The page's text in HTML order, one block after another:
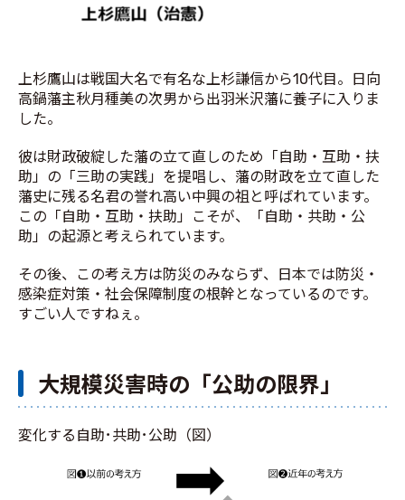
上杉鷹山は戦国大名で有名な上杉謙信から10代目。日向
高鍋藩主秋月種美の次男から出羽米沢藩に養子に入りま
した。
彼は財政破綻した藩の立て直しのため「自助・互助・扶
助」の「三助の実践」を提唱し、藩の財政を立て直した
藩史に残る名君の誉れ高い中興の祖と呼ばれています。
この「自助・互助・扶助」こそが、「自助・共助・公
助」の起源と考えられています。
その後、この考え方は防災のみならず、日本では防災・
感染症対策・社会保障制度の根幹となっているのです。
すごい人ですねぇ。
大規模災害時の「公助の限界」
変化する自助･共助･公助（図）